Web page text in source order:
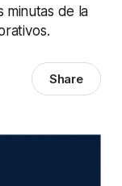
minutas de la
Share